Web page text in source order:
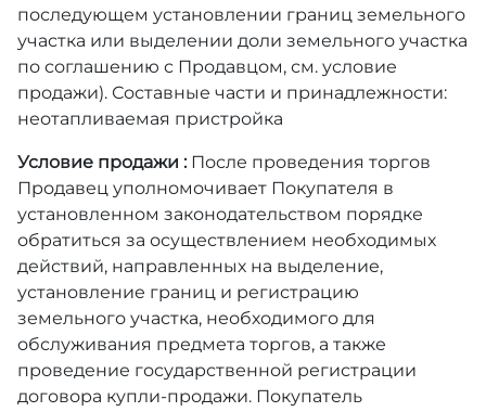
последующем установлении границ земельного
участка или выделении доли земельного участка
по соглашению с Продавцом, см. условие
продажи). Составные части и принадлежности:
неотапливаемая пристройка
Условие продажи : После проведения торгов
Продавец уполномочивает Покупателя в
установленном законодательством порядке
обратиться за осуществлением необходимых
действий, направленных на выделение,
установление границ и регистрацию
земельного участка, необходимого для
обслуживания предмета торгов, а также
проведение государственной регистрации
договора купли-продажи. Покупатель